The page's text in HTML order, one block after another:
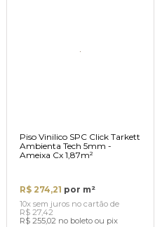
Piso Vinilico SPC Click Tarkett
Ambienta Tech 5mm -
Ameixa Cx 1,87m²
R$ 274,21 por m²
10x sem juros no cartãode
R$ 27,42
R$ 255,02 no boleto ou pix